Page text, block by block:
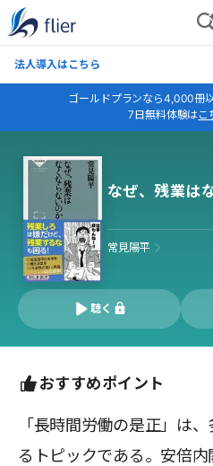
法人導入はこちら
ゴールドプランなら4,000冊
7日無料体験はこ
なぜ、残業は
常見陽平
聴く
おすすめポイント
「長時間労働の是正」は
るトピックである。安倍